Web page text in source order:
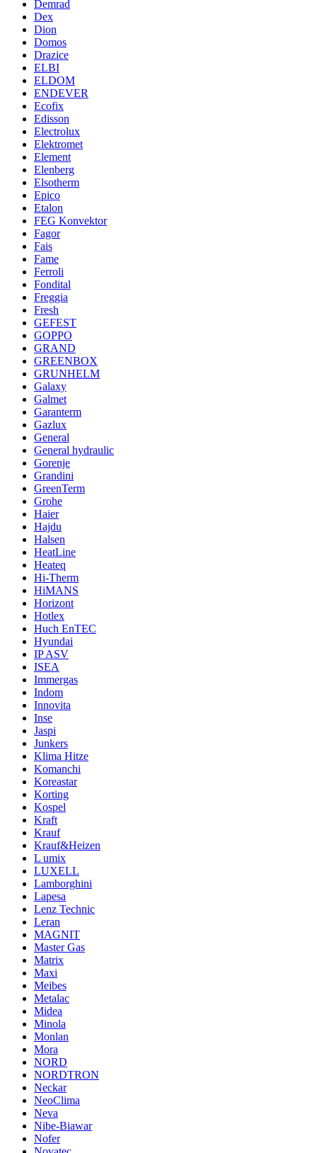
Demrad
Dex
Dion
Domos
Drazice
ELBI
ELDOM
ENDEVER
Ecofix
Edisson
Electrolux
Elektromet
Element
Elenberg
Elsotherm
Epico
Etalon
FEG Konvektor
Fagor
Fais
Fame
Ferroli
Fondital
Freggia
Fresh
GEFEST
GOPPO
GRAND
GREENBOX
GRUNHELM
Galaxy
Galmet
Garanterm
Gazlux
General
General hydraulic
Gorenje
Grandini
GreenTerm
Grohe
Haier
Hajdu
Halsen
HeatLine
Heateq
Hi-Therm
HiMANS
Horizont
Hotlex
Huch EnTEC
Hyundai
IP ASV
ISEA
Immergas
Indom
Innovita
Inse
Jaspi
Junkers
Klima Hitze
Komanchi
Koreastar
Korting
Kospel
Kraft
Krauf
Krauf&Heizen
L umix
LUXELL
Lamborghini
Lapesa
Lenz Technic
Leran
MAGNIT
Master Gas
Matrix
Maxi
Meibes
Metalac
Midea
Minola
Monlan
Mora
NORD
NORDTRON
Neckar
NeoClima
Neva
Nibe-Biawar
Nofer